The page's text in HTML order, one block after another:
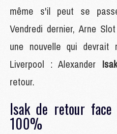
même s'il peut se
Vendredi dernier, Arne
une nouvelle qui devrait
Liverpool : Alexander
retour.
Isak de retour face
100%